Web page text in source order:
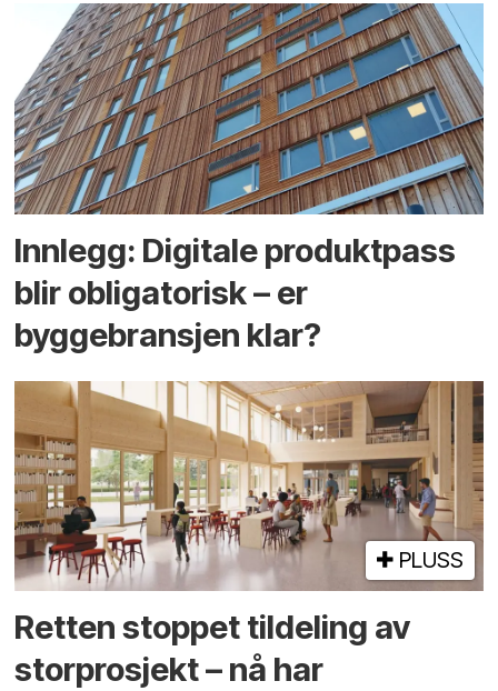
Innlegg: Digitale produktpass
blir obligatorisk – er
byggebransjen klar?
PLUSS
Retten stoppet tildeling av
storprosjekt – nå har